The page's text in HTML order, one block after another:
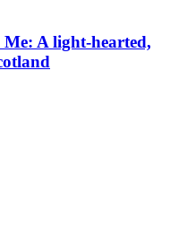
Me: A light-hearted,